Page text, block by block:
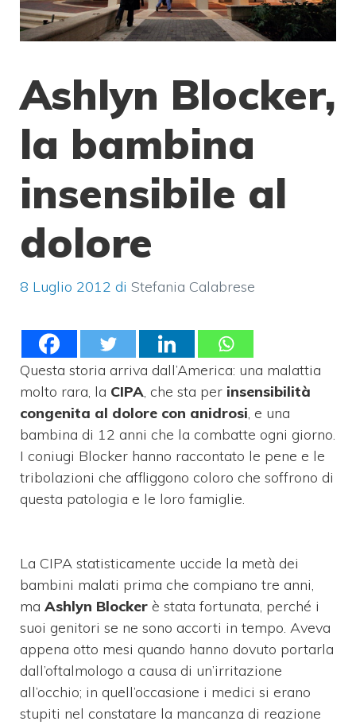
Ashlyn Blocker,
la bambina
insensibile al
dolore
8 Luglio 2012 di Stefania Calabrese
Questa storia arriva dall’America: una malattia
molto rara, la CIPA, che sta per insensibilità
congenita al dolore con anidrosi, e una
bambina di 12 anni che la combatte ogni giorno.
I coniugi Blocker hanno raccontato le pene e le
tribolazioni che affliggono coloro che soffrono di
questa patologia e le loro famiglie.
La CIPA statisticamente uccide la metà dei
bambini malati prima che compiano tre anni,
ma Ashlyn Blocker è stata fortunata, perché i
suoi genitori se ne sono accorti in tempo. Aveva
appena otto mesi quando hanno dovuto portarla
dall’oftalmologo a causa di un’irritazione
all’occhio; in quell’occasione i medici si erano
stupiti nel constatare la mancanza di reazione